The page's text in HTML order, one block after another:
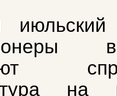
июльский
на